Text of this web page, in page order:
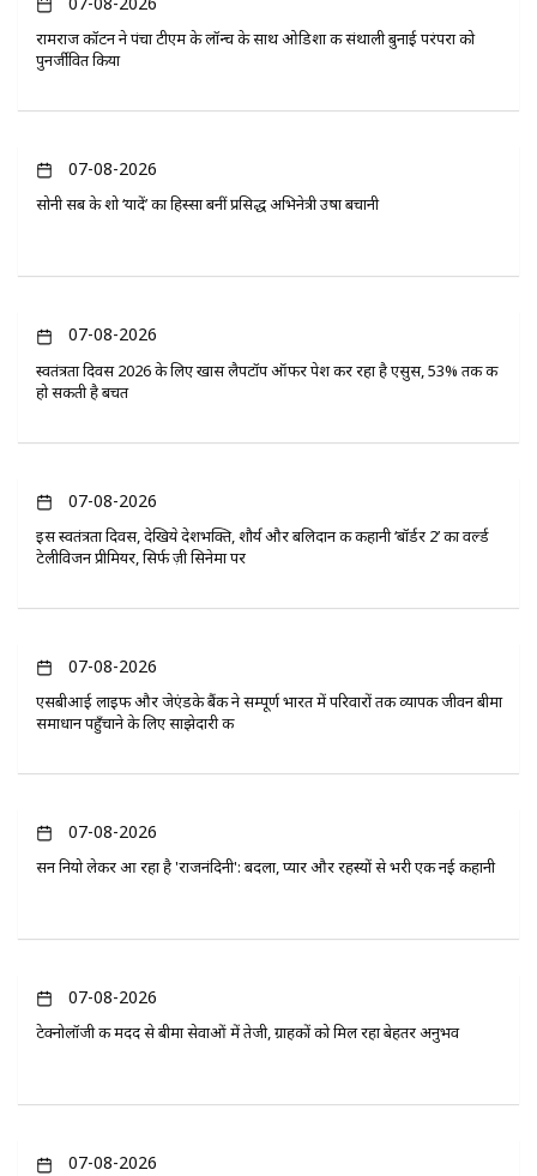
रामराज कॉटन ने पंचा टीएम के लॉन्च के साथ ओडिशा की संथाली बुनाई परंपरा को
पुनर्जीवित किया
07-08-2026
सोनी सब के शो ‘यादें’ का हिस्सा बनीं प्रसिद्ध अभिनेत्री उषा बचानी
07-08-2026
स्वतंत्रता दिवस 2026 के लिए खास लैपटॉप ऑफर पेश कर रहा है एसुस, 53% तक की
हो सकती है बचत
07-08-2026
इस स्वतंत्रता दिवस, देखिये देशभक्ति, शौर्य और बलिदान की कहानी ‘बॉर्डर 2’ का वर्ल्ड
टेलीविजन प्रीमियर, सिर्फ ज़ी सिनेमा पर
07-08-2026
एसबीआई लाइफ और जेएंडके बैंक ने सम्पूर्ण भारत में परिवारों तक व्यापक जीवन बीमा
समाधान पहुँचाने के लिए साझेदारी की
07-08-2026
सन नियो लेकर आ रहा है 'राजनंदिनी': बदला, प्यार और रहस्यों से भरी एक नई कहानी
07-08-2026
टेक्नोलॉजी की मदद से बीमा सेवाओं में तेजी, ग्राहकों को मिल रहा बेहतर अनुभव
07-08-2026